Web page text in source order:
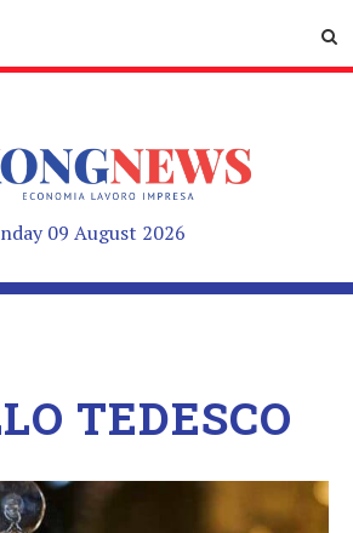
09 August 2026
TEDESCO